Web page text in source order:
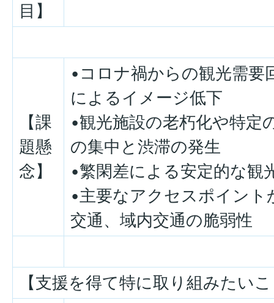
目】
【課
題懸
念】
•コロナ禍からの観光需要
によるイメージ低下
•観光施設の老朽化や特定
の集中と渋滞の発生
•繁閑差による安定的な観
•主要なアクセスポイン
交通、域内交通の脆弱性
【支援を得て特に取り組みたい